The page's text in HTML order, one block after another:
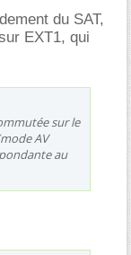
du SAT,
EXT1, qui
sur le
AV
au